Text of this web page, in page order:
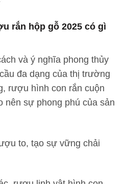
rắn hộp gỗ 2025 có gì
và ý nghĩa phong thủy
đa dạng của thị trường
rượu hình con rắn cuộn
nên sự phong phú của sản
to, tạo sự vững chải